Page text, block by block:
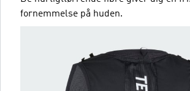
fornemmelse på huden.